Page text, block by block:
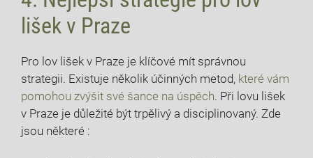
lišek v Praze
Pro lov lišek v Praze je klíčové mít správnou
strategii. Existuje několik účinných metod, které vám
pomohou zvýšit své šance na úspěch. Při lovu lišek
v Praze je důležité být trpělivý a disciplinovaný. Zde
jsou některé :